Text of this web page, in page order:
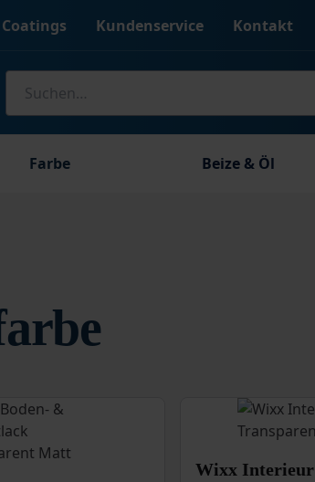
Kundenservice Kontakt
nach:
Farbe Beize & Öl
Wixx
Dieses